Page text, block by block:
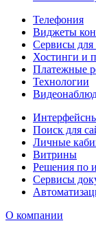
Телефония
Виджеты
Сервисы для
Хостинги и
Платежные
Технологии
Поиск для
Личные
Витрины
Решения по
Сервисы
О компании